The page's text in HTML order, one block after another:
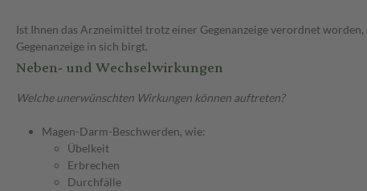
Ist Ihnen das Arzneimittel trotz einer Gegenanzeige verordnet
Gegenanzeige in sich birgt.
Neben- und Wechselwirkungen
Welche unerwünschten Wirkungen können auftreten?
Magen-Darm-Beschwerden, wie:
Übelkeit
Erbrechen
Durchfälle